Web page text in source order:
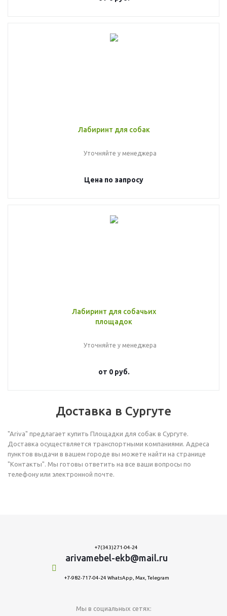
Лабиринт для собак
Уточняйте у менеджера
Цена по запросу
Лабиринт для собачьих
площадок
Уточняйте у менеджера
от 0 руб.
Доставка в Сургуте
"Ariva" предлагает купить Площадки для собак в Сургуте.
Доставка осуществляется транспортными компаниями. Адреса
пунктов выдачи в вашем городе вы можете найти на странице
"Контакты". Мы готовы ответить на все ваши вопросы по
телефону или электронной почте.
+7(343)271-04-24
arivamebel-ekb@mail.ru
+7-982-717-04-24 WhatsApp, Max, Telegram
Мы в социальных сетях: